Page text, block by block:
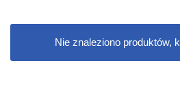
Nie znaleziono produktów,